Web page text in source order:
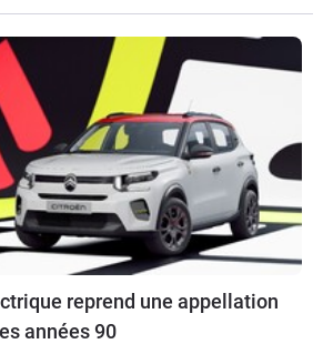
reprend une appellation
années 90